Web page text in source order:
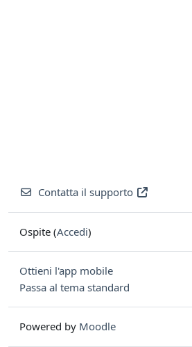
Contatta il supporto
Ospite (Accedi)
Ottieni l'app mobile
Passa al tema standard
Powered by Moodle